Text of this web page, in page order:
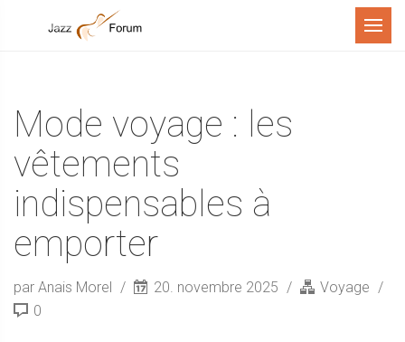
Menu
Mode voyage : les
vêtements
indispensables à
emporter
par Anais Morel 20. novembre 2025
Voyage
0